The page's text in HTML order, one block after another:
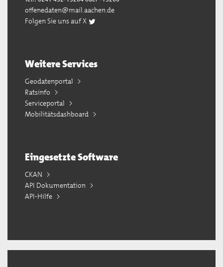
offenedaten@mail.aachen.de
Folgen Sie uns auf X
Weitere Services
Geodatenportal
Ratsinfo
Serviceportal
Mobilitätsdashboard
Eingesetzte Software
CKAN
API Dokumentation
API-Hilfe